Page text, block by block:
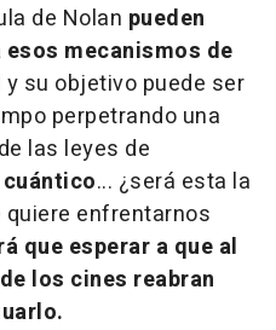
de Nolan pueden
mecanismos de
y su objetivo puede ser
perpetrando una
las leyes de
... ¿será esta la
quiere enfrentarnos
que esperar a que al
los cines reabran